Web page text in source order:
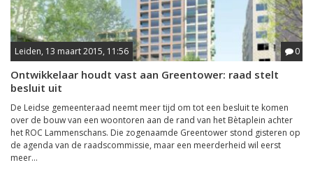
Leiden, 13 maart 2015, 11:56 0
Ontwikkelaar houdt vast aan Greentower: raad stelt
besluit uit
De Leidse gemeenteraad neemt meer tijd om tot een besluit te komen
over de bouw van een woontoren aan de rand van het Bètaplein achter
het ROC Lammenschans. Die zogenaamde Greentower stond gisteren op
de agenda van de raadscommissie, maar een meerderheid wil eerst
meer...